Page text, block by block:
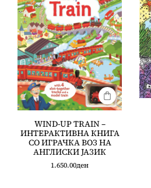
WIND-UP TRAIN –
ИНТЕРАКТИВНА КНИГА
СО ИГРАЧКА ВОЗ НА
АНГЛИСКИ ЈАЗИК
1.650.00ден